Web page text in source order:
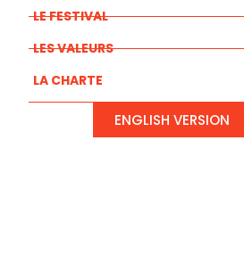
LE FESTIVAL
LES VALEURS
LA CHARTE
ENGLISH VERSION